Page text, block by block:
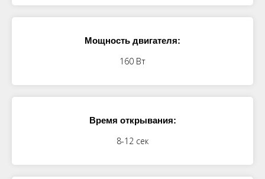
Мощность двигателя:
160 Вт
Время открывания:
8-12 сек